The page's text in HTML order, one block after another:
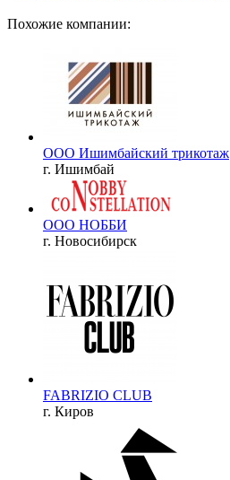
Похожие компании:
ООО Ишимбайский трикотаж
г. Ишимбай
ООО НОББИ
г. Новосибирск
FABRIZIO CLUB
г. Киров